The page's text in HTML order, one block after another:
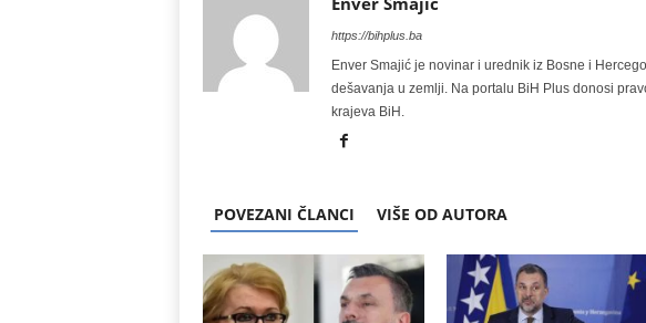
https://bihplus.ba
Enver Smajić je novinar i urednik iz Bosne i
dešavanja u zemlji. Na portalu BiH Plus donosi
krajeva BiH.
POVEZANI ČLANCI VIŠE OD AUTORA